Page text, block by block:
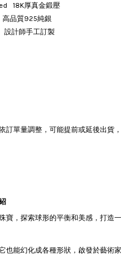
18K厚真金鍛壓
品質925純銀
計師手工訂製
訂單量調整，可能提前或延後出貨
寶，探索球形的平衡和美感，打造
也能幻化成各種形狀，啟發於藝術